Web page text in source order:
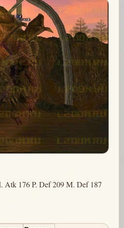
Atk 176 P. Def 209 M. Def 187